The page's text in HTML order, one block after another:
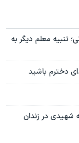
تنبیه معلم دیگر به
دخترم باشید
شهیدی در زندان